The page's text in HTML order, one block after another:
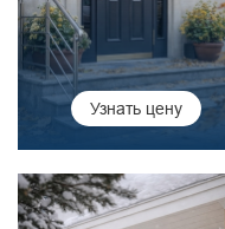
Узнать цену